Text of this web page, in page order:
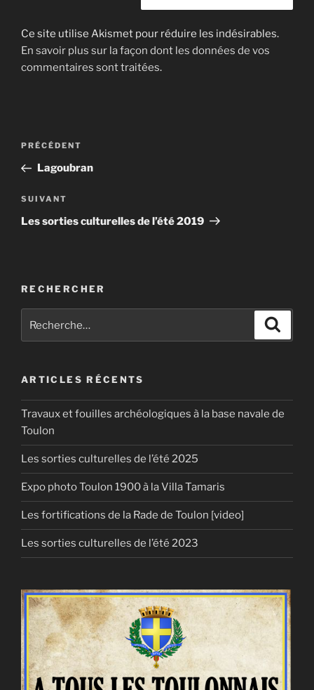
Ce site utilise Akismet pour réduire les indésirables.
En savoir plus sur la façon dont les données de vos
commentaires sont traitées.
Navigation
l’article
Article
précédent
PRÉCÉDENT
Lagoubran
Article
suivant
SUIVANT
Les sorties culturelles de l’été 2019
RECHERCHER
pour
ARTICLES RÉCENTS
Travaux et fouilles archéologiques à la base navale de
Toulon
Les sorties culturelles de l’été 2025
Expo photo Toulon 1900 à la Villa Tamaris
Les fortifications de la Rade de Toulon [video]
Les sorties culturelles de l’été 2023